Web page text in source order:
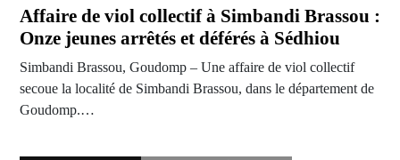
Affaire de viol collectif à Simbandi Brassou :
Onze jeunes arrêtés et déférés à Sédhiou
Simbandi Brassou, Goudomp – Une affaire de viol collectif
secoue la localité de Simbandi Brassou, dans le département de
Goudomp.…